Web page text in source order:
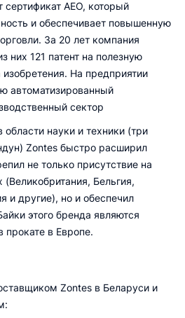
AEO, который
и обеспечивает повышенную
За 20 лет компания
них 121 патент на полезную
На предприятии
автоматизированный
сектор
науки и техники (три
Zontes быстро расширил
не только присутствие на
Бельгия,
и другие), но и обеспечил
этого бренда являются
прокате в Европе.
Zontes в Беларуси и